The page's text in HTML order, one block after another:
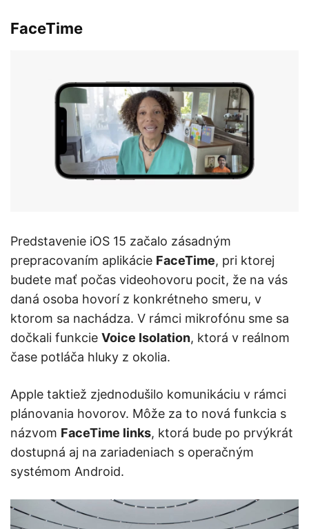
FaceTime
Predstavenie iOS 15 začalo zásadným
prepracovaním aplikácie FaceTime, pri ktorej
budete mať počas videohovoru pocit, že na vás
daná osoba hovorí z konkrétneho smeru, v
ktorom sa nachádza. V rámci mikrofónu sme sa
dočkali funkcie Voice Isolation, ktorá v reálnom
čase potláča hluky z okolia.
Apple taktiež zjednodušilo komunikáciu v rámci
plánovania hovorov. Môže za to nová funkcia s
názvom FaceTime links, ktorá bude po prvýkrát
dostupná aj na zariadeniach s operačným
systémom Android.